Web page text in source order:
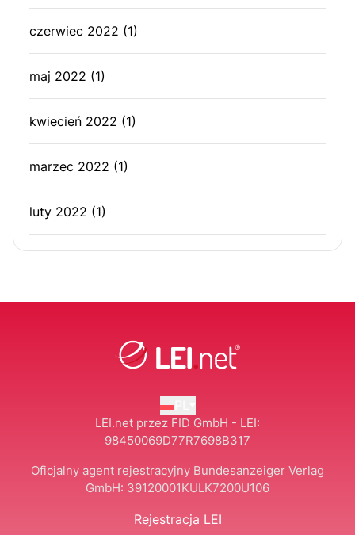
czerwiec 2022 (1)
maj 2022 (1)
kwiecień 2022 (1)
marzec 2022 (1)
luty 2022 (1)
PL
LEI.net przez FID GmbH - LEI:
98450069D77R7698B317
Oficjalny agent rejestracyjny Bundesanzeiger Verlag
GmbH: 39120001KULK7200U106
Rejestracja LEI